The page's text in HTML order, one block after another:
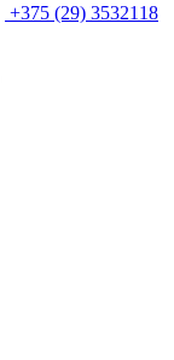
+375 (29) 3532118